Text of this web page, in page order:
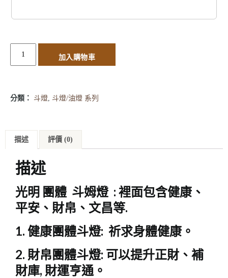
加入購物車
分類： 斗燈 斗燈/油燈 系列
描述 評價 (0)
描述
光明 團體 斗姆燈 : 裡面包含健康、
平安、財帛、文昌等.
1. 健康團體斗燈: 祈求身體健康。
2. 財帛團體斗燈: 可以提升正財、補
財庫, 財運亨通。